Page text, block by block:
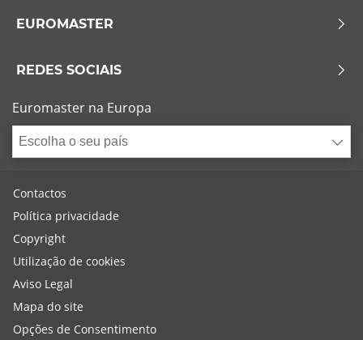
EUROMASTER
REDES SOCIAIS
Euromaster na Europa
Escolha o seu país
Contactos
Política privacidade
Copyright
Utilização de cookies
Aviso Legal
Mapa do site
Opções de Consentimento